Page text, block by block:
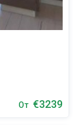
От €3239